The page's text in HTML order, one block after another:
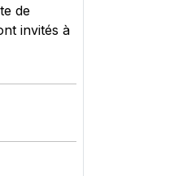
de
invités à